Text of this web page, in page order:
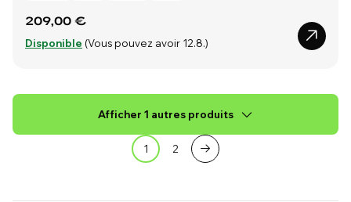
209,00 €
Disponible (Vous pouvez avoir 12.8.)
Afficher 1 autres produits
1 2